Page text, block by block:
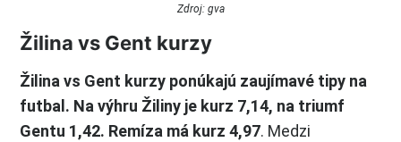
Zdroj: gva
Žilina vs Gent kurzy
Žilina vs Gent kurzy ponúkajú zaujímavé tipy na
futbal. Na výhru Žiliny je kurz 7,14, na triumf
Gentu 1,42. Remíza má kurz 4,97. Medzi